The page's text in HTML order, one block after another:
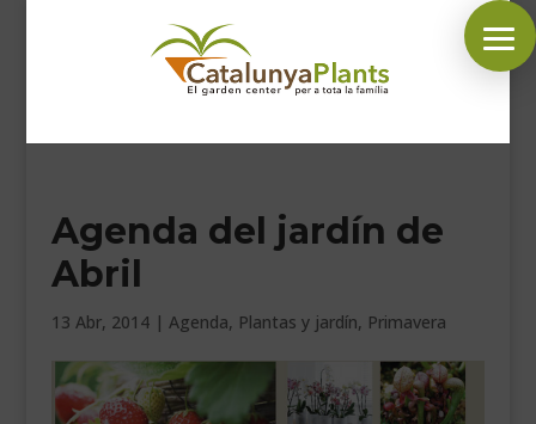
SÍGUENOS EN:
INICIO
PLANTAS
DECORACIÓN
Agenda del jardín de
Abril
13 Abr, 2014| Agenda, Plantas y jardín, Primavera